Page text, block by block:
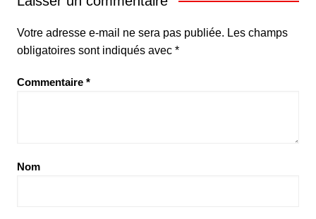
Votre adresse e-mail ne sera pas publiée. Les champs
obligatoires sont indiqués avec *
Commentaire *
Nom